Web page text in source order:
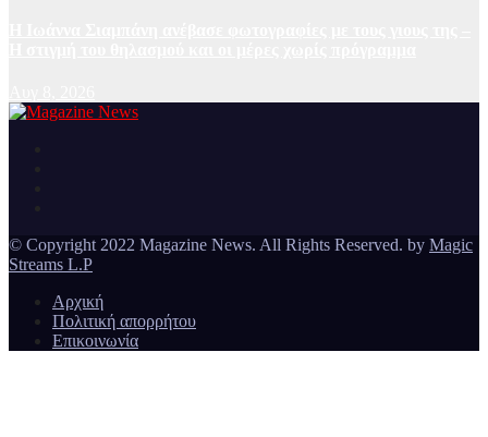
© Copyright 2022 Magazine News. All Rights Reserved. by Magic
Streams L.P
Αρχική
Πολιτική απορρήτου
Επικοινωνία